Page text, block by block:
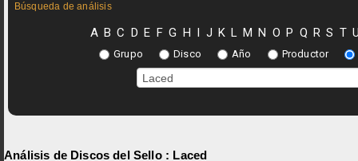
Búsqueda de análisis
A B C D E F G H I J K L M N O P Q R S T
Grupo Disco Año Productor
Análisis de Discos del Sello : Laced